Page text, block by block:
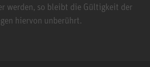
werden, so bleibt die Gültigkeit der
hiervon unberührt.